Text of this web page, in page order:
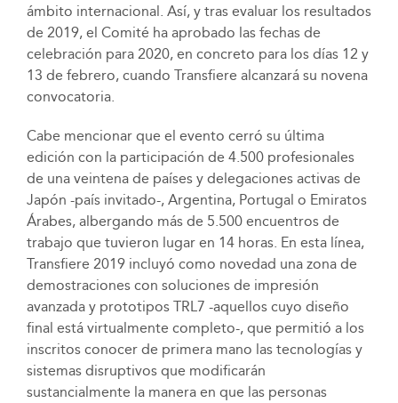
ámbito internacional. Así, y tras evaluar los resultados
de 2019, el Comité ha aprobado las fechas de
celebración para 2020, en concreto para los días 12 y
13 de febrero, cuando Transfiere alcanzará su novena
convocatoria.
Cabe mencionar que el evento cerró su última
edición con la participación de 4.500 profesionales
de una veintena de países y delegaciones activas de
Japón -país invitado-, Argentina, Portugal o Emiratos
Árabes, albergando más de 5.500 encuentros de
trabajo que tuvieron lugar en 14 horas. En esta línea,
Transfiere 2019 incluyó como novedad una zona de
demostraciones con soluciones de impresión
avanzada y prototipos TRL7 -aquellos cuyo diseño
final está virtualmente completo-, que permitió a los
inscritos conocer de primera mano las tecnologías y
sistemas disruptivos que modificarán
sustancialmente la manera en que las personas